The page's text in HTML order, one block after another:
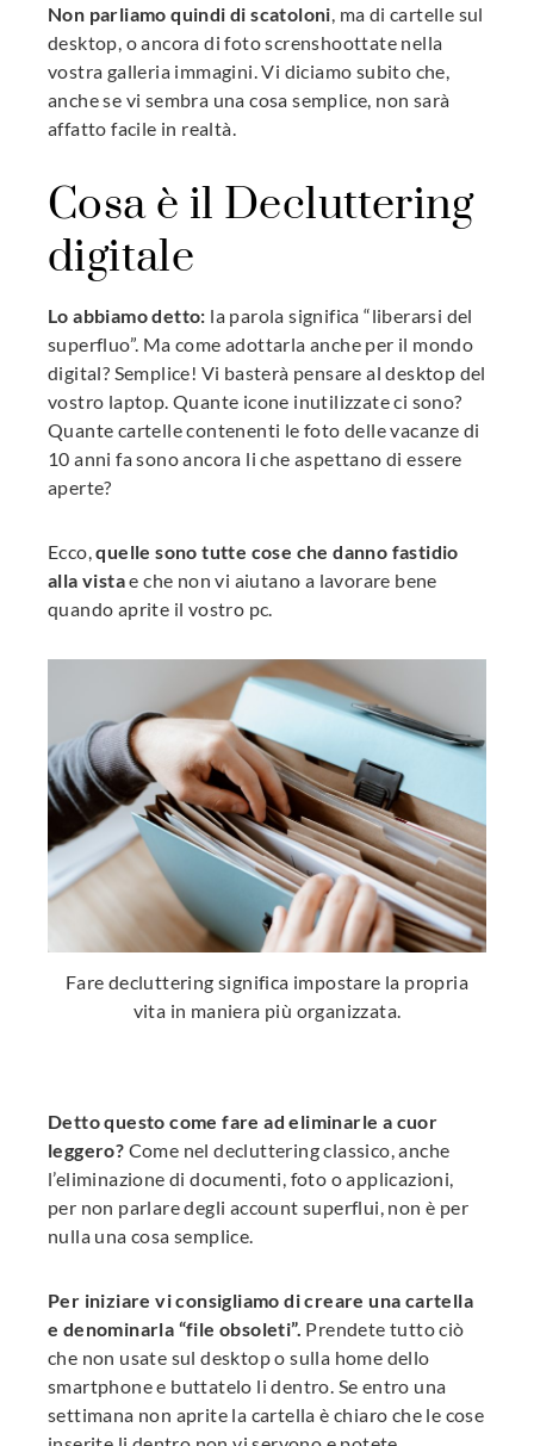
Non parliamo quindi di scatoloni, ma di cartelle sul
desktop, o ancora di foto screnshoottate nella
vostra galleria immagini. Vi diciamo subito che,
anche se vi sembra una cosa semplice, non sarà
affatto facile in realtà.
Cosa è il Decluttering
digitale
Lo abbiamo detto: la parola significa “liberarsi del
superfluo”. Ma come adottarla anche per il mondo
digital? Semplice! Vi basterà pensare al desktop del
vostro laptop. Quante icone inutilizzate ci sono?
Quante cartelle contenenti le foto delle vacanze di
10 anni fa sono ancora li che aspettano di essere
aperte?
Ecco,quelle sono tutte cose che danno fastidio
alla vistae che non vi aiutano a lavorare bene
quando aprite il vostro pc.
Fare decluttering significa impostare la propria
vita in maniera più organizzata.
Detto questo come fare ad eliminarle a cuor
leggero? Come nel decluttering classico, anche
l’eliminazione di documenti, foto o applicazioni,
per non parlare degli account superflui, non è per
nulla una cosa semplice.
Per iniziare vi consigliamo di creare una cartella
e denominarla “file obsoleti”. Prendete tutto ciò
che non usate sul desktop o sulla home dello
smartphone e buttatelo li dentro. Se entro una
settimana non aprite la cartella è chiaro che le cose